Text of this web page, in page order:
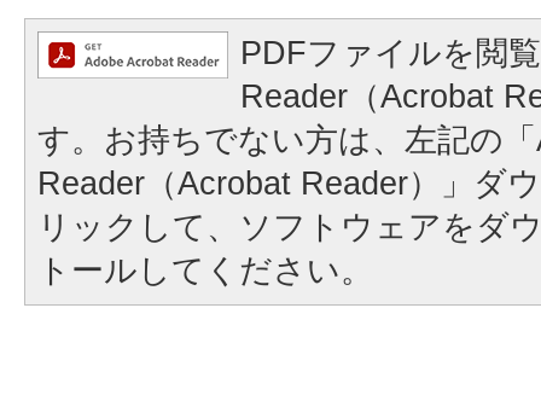
PDFファイルを閲
Reader（Acrobat
す。お持ちでない方は、左記の
Reader（Acrobat Reader）」ダ
リックして、ソフトウェアをダ
トールしてください。